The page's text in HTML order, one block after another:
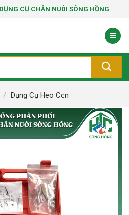
CỤ CHĂN NUÔI SÔNG HỒNG
/ Dụng Cụ Heo Con